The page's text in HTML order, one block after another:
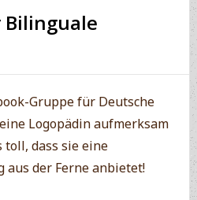
Gruppe für Deutsche
Logopädin aufmerksam
toll, dass sie eine
aus der Ferne anbietet!